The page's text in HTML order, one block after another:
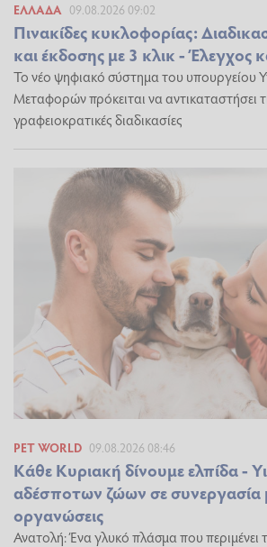
Πινακίδες κυκλοφορίας:
και έκδοσης με 3 κλικ - Έλεγχος
Το νέο ψηφιακό σύστημα του υπουργείου
Μεταφορών πρόκειται να αντικαταστήσει
γραφειοκρατικές διαδικασίες
ΕΛΛΆΔΑ 09.08.2026 09:02
Κάθε Κυριακή δίνουμε ελπίδα -
αδέσποτων ζώων σε συνεργασία
οργανώσεις
Ανατολή: Ένα γλυκό πλάσμα που περιμένει
PET WORLD 09.08.2026 08:46